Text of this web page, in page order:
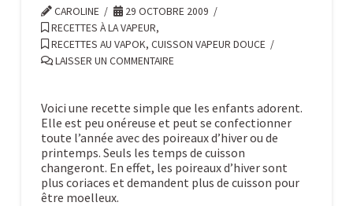
CAROLINE
29 OCTOBRE 2009
RECETTES À LA VAPEUR,
RECETTES AU VAPOK, CUISSON VAPEUR DOUCE
LAISSER UN COMMENTAIRE
Voici une recette simple que les enfants adorent.
Elle est peu onéreuse et peut se confectionner
toute l’année avec des poireaux d’hiver ou de
printemps. Seuls les temps de cuisson
changeront. En effet, les poireaux d’hiver sont
plus coriaces et demandent plus de cuisson pour
être moelleux.